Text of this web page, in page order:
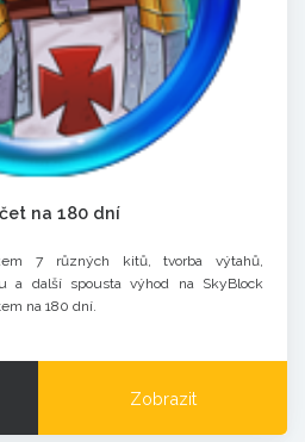
na 180 dní
7 různých kitů, tvorba výtahů,
a další spousta výhod na SkyBlock
na 180 dní.
Zobrazit